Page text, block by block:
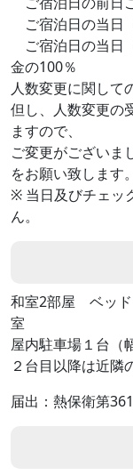
ご宿泊日の当日
ご宿泊日の当日
金の100％
人数変更に関して
但し、人数変更の
ますので、
ご変更がございま
をお願い致します。
※ 当日及びチェッ
ん。
和室2部屋 ベッ
室
屋内駐車場１台（
２台目以降は近隣
届出：熱保衛第